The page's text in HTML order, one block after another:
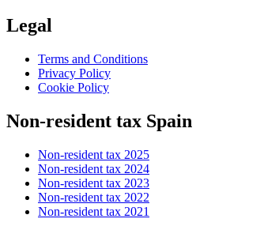
Legal
Terms and Conditions
Privacy Policy
Cookie Policy
Non-resident tax Spain
Non-resident tax 2025
Non-resident tax 2024
Non-resident tax 2023
Non-resident tax 2022
Non-resident tax 2021